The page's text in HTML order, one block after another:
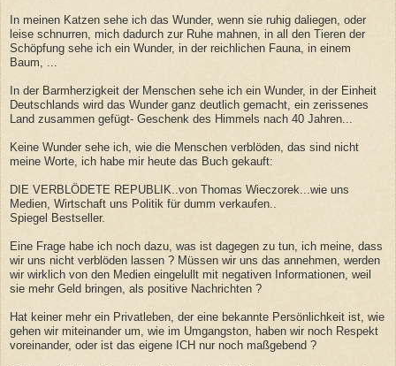
In meinen Katzen sehe ich das Wunder, wenn sie ruhig daliegen, oder
leise schnurren, mich dadurch zur Ruhe mahnen, in all den Tieren der
Schöpfung sehe ich ein Wunder, in der reichlichen Fauna, in einem
Baum, ...
In der Barmherzigkeit der Menschen sehe ich ein Wunder, in der Einheit
Deutschlands wird das Wunder ganz deutlich gemacht, ein zerissenes
Land zusammen gefügt- Geschenk des Himmels nach 40 Jahren...
Keine Wunder sehe ich, wie die Menschen verblöden, das sind nicht
meine Worte, ich habe mir heute das Buch gekauft:
DIE VERBLÖDETE REPUBLIK..von Thomas Wieczorek...wie uns
Medien, Wirtschaft uns Politik für dumm verkaufen..
Spiegel Bestseller.
Eine Frage habe ich noch dazu, was ist dagegen zu tun, ich meine, dass
wir uns nicht verblöden lassen ? Müssen wir uns das annehmen, werden
wir wirklich von den Medien eingelullt mit negativen Informationen, weil
sie mehr Geld bringen, als positive Nachrichten ?
Hat keiner mehr ein Privatleben, der eine bekannte Persönlichkeit ist, wie
gehen wir miteinander um, wie im Umgangston, haben wir noch Respekt
voreinander, oder ist das eigene ICH nur noch maßgebend ?